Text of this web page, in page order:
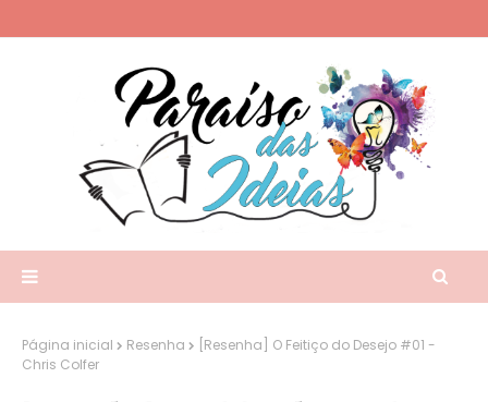
Página inicial Resenha
[Resenha] O Feitiço do Desejo #01 -
Chris Colfer